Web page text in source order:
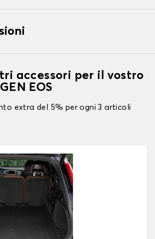
accessori per il vostro
EOS
extra del 5% per ogni 3 articoli